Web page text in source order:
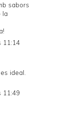
sabors
la
11:14
ideal.
11:49